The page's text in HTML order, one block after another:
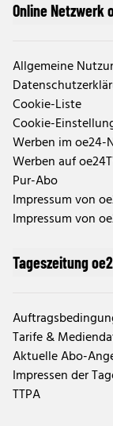
Online Netzwerk
Allgemeine
Cookie-Liste
Cookie-
Werben im oe24-
Werben auf
Pur-Abo
Impressum von
Impressum von
Tageszeitung
Tarife &
Aktuelle Abo-
Impressen der
TTPA